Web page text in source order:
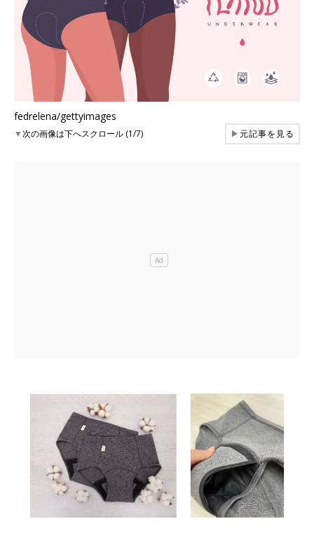
fedrelena/gettyimages
▼次の画像は下へスクロール (1/7) ▶元記事を見る